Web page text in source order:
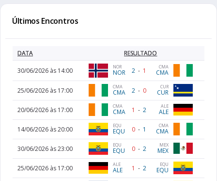
Últimos Encontros
DATA RESULTADO
30/06/2026 às 14:00 NOR
NOR 2 - 1 CMA
CMA
25/06/2026 às 17:00 CMA
CMA 2 - 0 CUR
CUR
20/06/2026 às 17:00 CMA
CMA 1 - 2 ALE
ALE
14/06/2026 às 20:00 EQU
EQU 0 - 1 CMA
CMA
30/06/2026 às 23:00 EQU
EQU 0 - 2 MEX
MEX
25/06/2026 às 17:00 ALE
ALE 1 - 2 EQU
EQU